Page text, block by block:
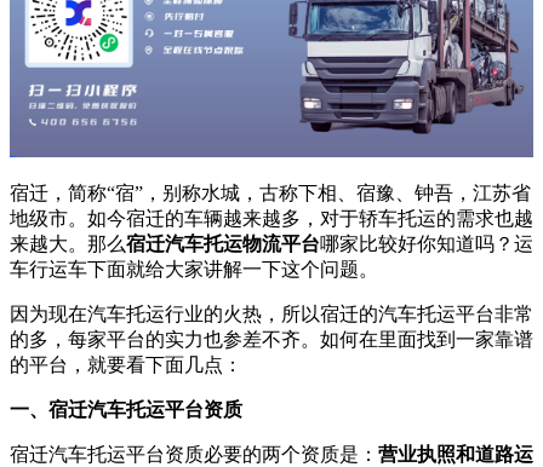
宿迁，简称“宿”，别称水城，古称下相、宿豫、钟吾，江苏省
地级市。如今宿迁的车辆越来越多，对于轿车托运的需求也越
来越大。那么宿迁汽车托运物流平台哪家比较好你知道吗？运
车行运车下面就给大家讲解一下这个问题。
因为现在汽车托运行业的火热，所以宿迁的汽车托运平台非常
的多，每家平台的实力也参差不齐。如何在里面找到一家靠谱
的平台，就要看下面几点：
一、宿迁汽车托运平台资质
宿迁汽车托运平台资质必要的两个资质是： 营业执照和道路运